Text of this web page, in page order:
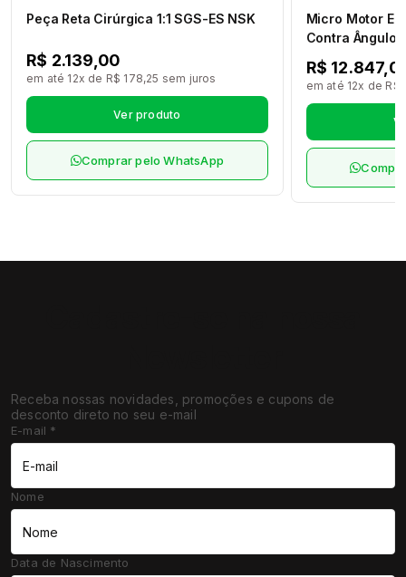
Peça Reta Cirúrgica 1:1 SGS-ES NSK
R$ 2.139,00
em até 12x de R$ 178,25 sem juros
Ver produto
Comprar pelo WhatsApp
Micro Motor
Contra Ângulo
Max M95L
M4/B2 NSK
R$
em até 12x de
Receba nossas novidades, promoções e cupons de
desconto direto no seu e-mail
E-mail *
Nome
Data de Nascimento